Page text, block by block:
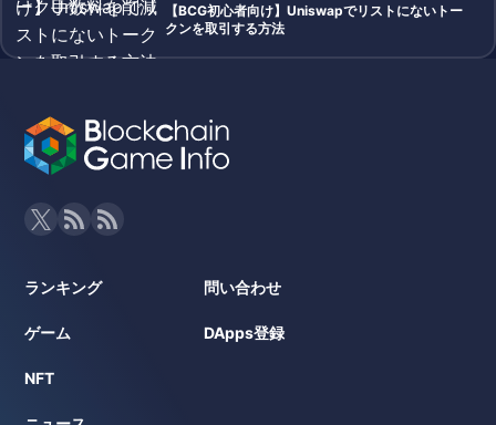
【BCG初心者向け】Uniswapでリストにないトー
クンを取引する方法
ランキング
ゲーム
NFT
問い合わせ
DApps登録